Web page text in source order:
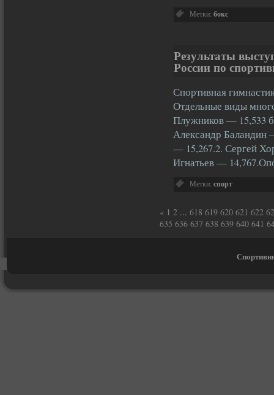
Метки: бокс
Результаты
России по
Спортивная
Отдельные виды
Плужников — 15,533
Александр Баландин
— 15,267.2. Сергей
Игнатьев —
Метки: спорт
« 1 2 ... 618 619 620 621 622
635 636 637 638 639 640 641